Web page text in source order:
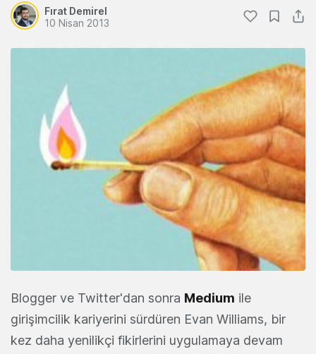
Fırat Demirel
10 Nisan 2013
Blogger ve Twitter'dan sonra Medium ile
girişimcilik kariyerini sürdüren Evan Williams, bir
kez daha yenilikçi fikirlerini uygulamaya devam